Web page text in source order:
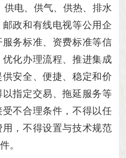
供电、供气、供热、排水
政和有线电视等公用企
务标准、资费标准等信
化办理流程、推进集成
安全、便捷、稳定和价
指定交易、拖延服务等
不合理条件，不得以任
，不得设置与技术规范
。